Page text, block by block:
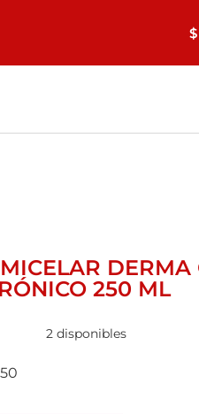
$
DERMA
250 ML
2 disponibles